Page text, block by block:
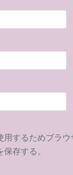
用するためブラ
存する。